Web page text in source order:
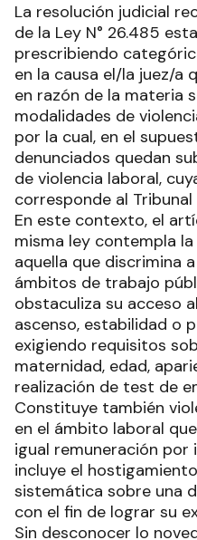
La resolución judicial
de la Ley N° 26.485
prescribiendo
en la causa el/la juez/a
en razón de la materia
modalidades de
por la cual, en el
denunciados quedan
de violencia laboral,
corresponde al Tribunal
En este contexto, el
misma ley contempla
aquella que discrimina
ámbitos de trabajo
obstaculiza su acceso
ascenso, estabilidad o
exigiendo requisitos
maternidad, edad,
realización de test de
Constituye también
en el ámbito laboral
igual remuneración por
incluye el
sistemática sobre una
con el fin de lograr su
Sin desconocer lo